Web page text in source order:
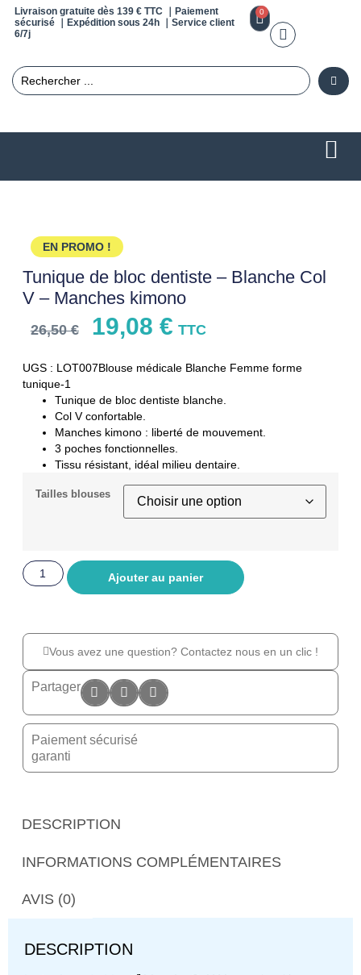
Livraison gratuite dès 139 € TTC ｜Paiement
sécurisé ｜Expédition sous 24h ｜Service client
6/7j
0
EN PROMO !
Tunique de bloc dentiste – Blanche Col
V – Manches kimono
26,50€ 19,08 € TTC
UGS : LOT007Blouse médicale Blanche Femme forme
tunique-1
Tunique de bloc dentiste blanche.
Col V confortable.
Manches kimono : liberté de mouvement.
3 poches fonctionnelles.
Tissu résistant, idéal milieu dentaire.
Tailles blouses
Ajouter au panier
Vous avez une question? Contactez nous en un clic !
Partager
Paiement sécurisé
garanti
DESCRIPTION
INFORMATIONS COMPLÉMENTAIRES
AVIS (0)
DESCRIPTION